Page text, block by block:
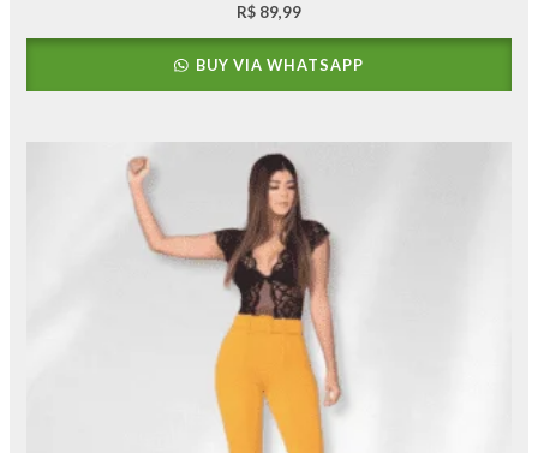
R$ 89,99
BUY VIA WHATSAPP